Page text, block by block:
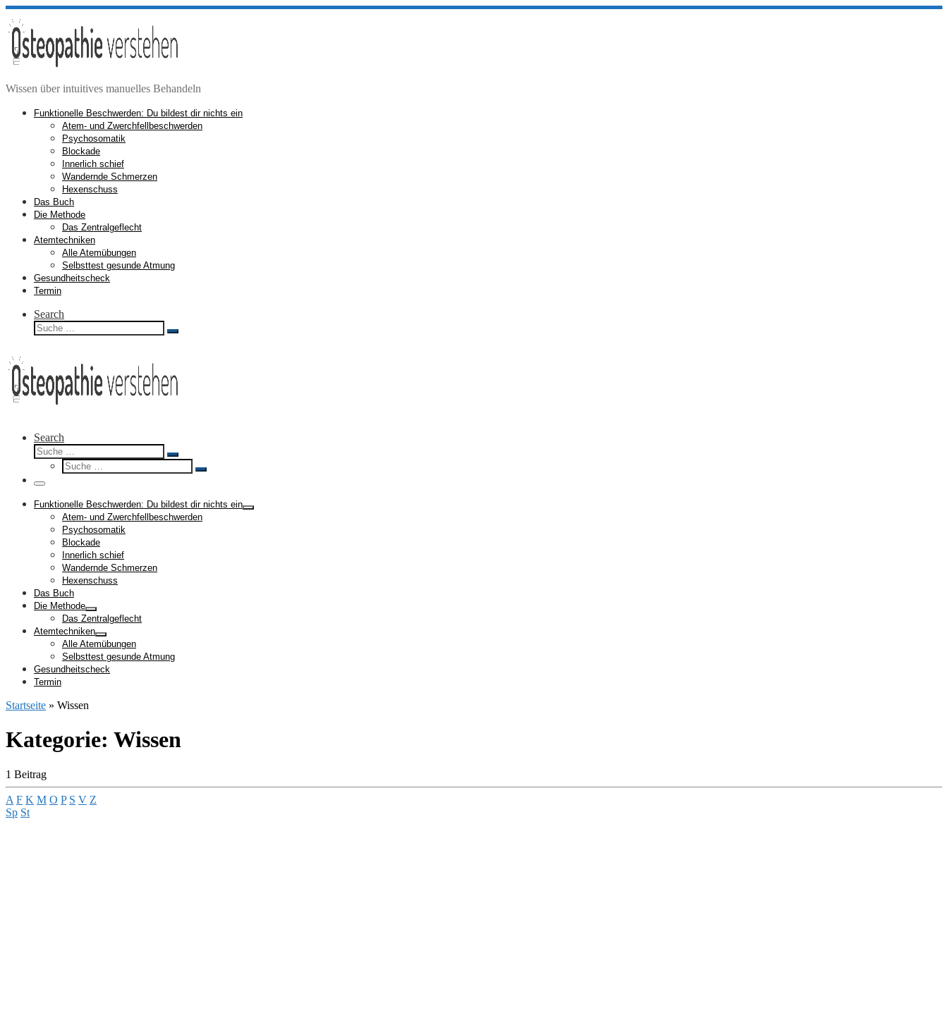
Zum
Inhalt
springen
Wissen über intuitives manuelles Behandeln
Funktionelle Beschwerden: Du bildest dir nichts ein
Atem- und Zwerchfellbeschwerden
Psychosomatik
Blockade
Innerlich schief
Wandernde Schmerzen
Hexenschuss
Das Buch
Die Methode
Das Zentralgeflecht
Atemtechniken
Alle Atemübungen
Selbsttest gesunde Atmung
Gesundheitscheck
Termin
Search
Suche
Suche
Search
Suche
Suche
…
Suche
Suche
Menü
Funktionelle Beschwerden: Du bildest dir nichts ein
Atem- und Zwerchfellbeschwerden
Psychosomatik
Blockade
Innerlich schief
Wandernde Schmerzen
Hexenschuss
Das Buch
Die Methode
Das Zentralgeflecht
Atemtechniken
Alle Atemübungen
Selbsttest gesunde Atmung
Gesundheitscheck
Termin
Startseite » Wissen
Kategorie: Wissen
1 Beitrag
A F K M O P S V Z
Sp St